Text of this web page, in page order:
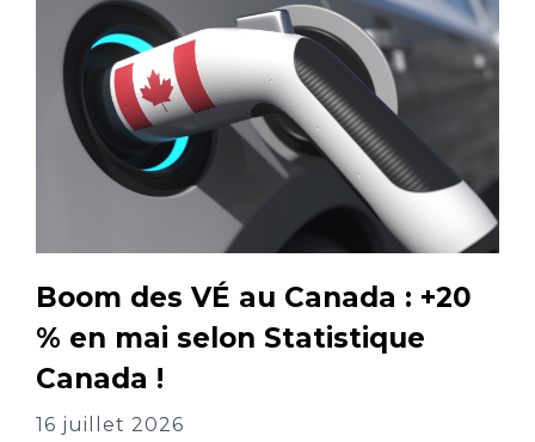
Boom des VÉ au Canada : +20
% en mai selon Statistique
Canada !
16 juillet 2026